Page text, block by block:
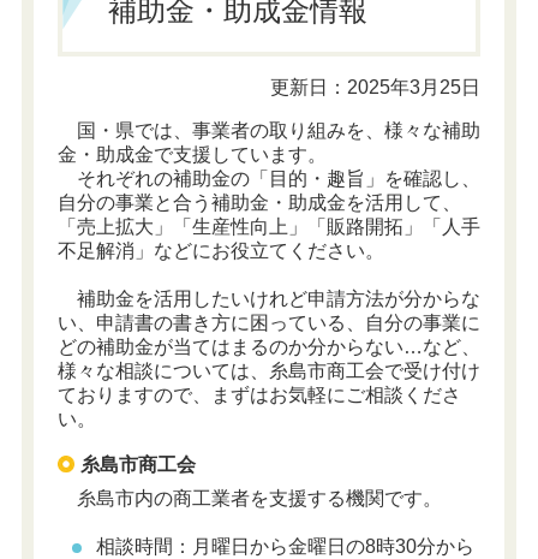
補助金・助成金情報
更新日：2025年3月25日
国・県では、事業者の取り組みを、様々な補助
金・助成金で支援しています。
それぞれの補助金の「目的・趣旨」を確認し、
自分の事業と合う補助金・助成金を活用して、
「売上拡大」「生産性向上」「販路開拓」「人手
不足解消」などにお役立てください。
補助金を活用したいけれど申請方法が分からな
い、申請書の書き方に困っている、自分の事業に
どの補助金が当てはまるのか分からない…など、
様々な相談については、糸島市商工会で受け付け
ておりますので、まずはお気軽にご相談くださ
い。
糸島市商工会
糸島市内の商工業者を支援する機関です。
相談時間：月曜日から金曜日の8時30分から